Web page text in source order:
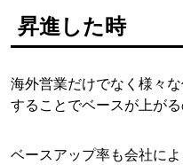
昇進した時
海外営業だけでなく様々
することでベースが上が
ベースアップ率も会社に